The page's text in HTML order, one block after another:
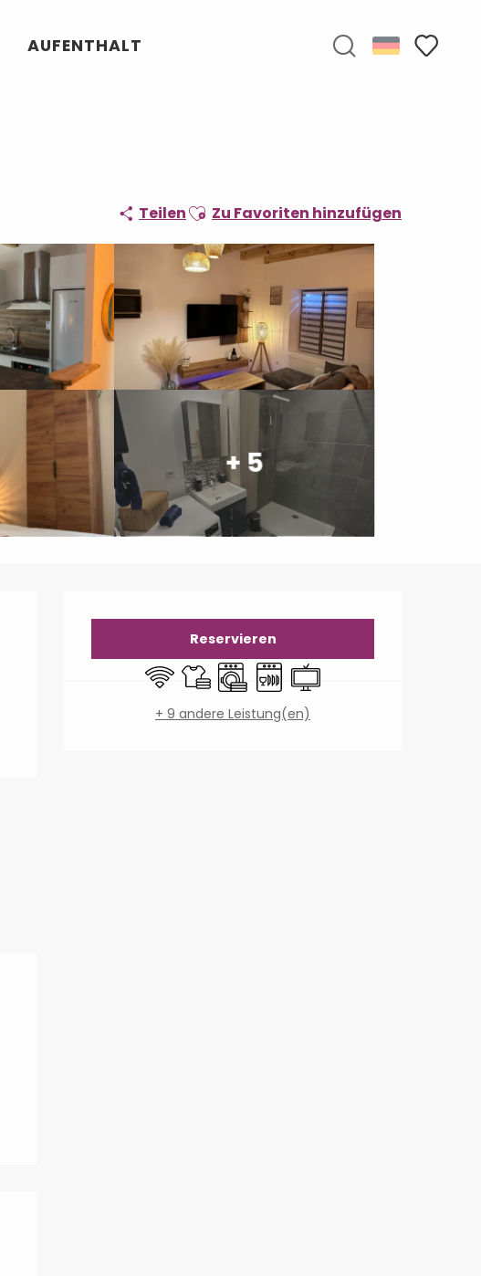
AUFENTHALT
TeilenAjouter aux favoris
Zu Favoriten hinzufügen
+ 5
Öffnungszeiten &
Reservieren
Wi-Fi Bettwäsche und Laken
Waschmaschine
Geschirrspülmaschine
Fernsehen
+ 9 andere Leistung(en)